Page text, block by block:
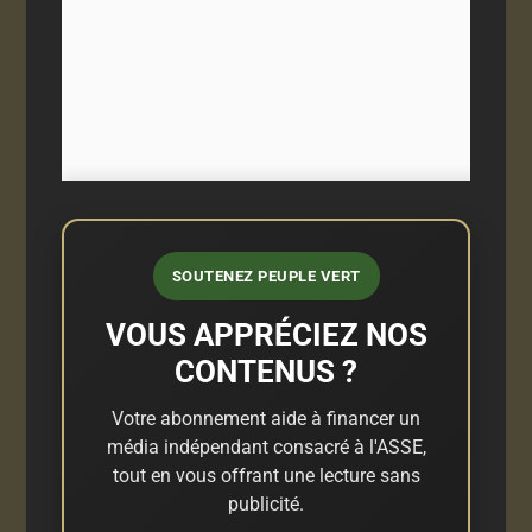
SOUTENEZ PEUPLE VERT
VOUS APPRÉCIEZ NOS
CONTENUS ?
Votre abonnement aide à financer un
média indépendant consacré à l'ASSE,
tout en vous offrant une lecture sans
publicité.